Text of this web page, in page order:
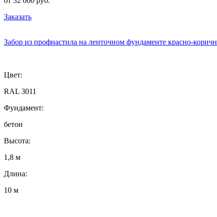
Заказать
Забор из профнастила на ленточном фундаменте красно-
Цвет:
RAL 3011
Фундамент:
бетон
Высота:
1,8 м
Длина:
10 м